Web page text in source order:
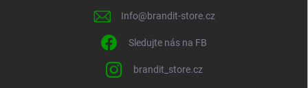
Info@brandit-store.cz
Sledujte nás na FB
brandit_store.cz